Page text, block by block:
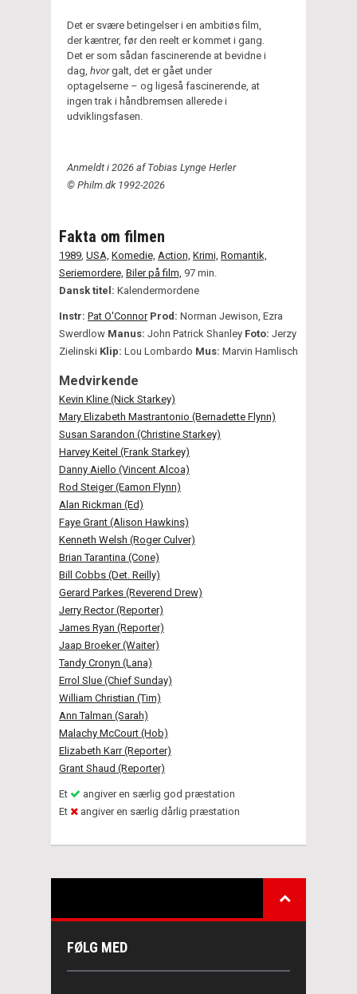
Det er svære betingelser i en ambitiøs film,
der kæntrer, før den reelt er kommet i gang.
Det er som sådan fascinerende at bevidne i
dag, hvorgalt, det er gået under
optagelserne – og ligeså fascinerende, at
ingen trak i håndbremsen allerede i
udviklingsfasen.
Anmeldt i 2026 af Tobias Lynge Herler
© Philm.dk 1992-2026
Fakta om filmen
1989 USA, Komedie, Action, Krimi, Romantik,
Seriemordere, Biler på film, 97 min.
Dansk titel: Kalendermordene
Instr: Pat O'Connor Prod: Norman Jewison, Ezra
Swerdlow Manus: John Patrick Shanley Foto: Jerzy
Zielinski Klip: Lou Lombardo Mus: Marvin Hamlisch
Medvirkende
Kevin Kline (Nick Starkey)
Mary Elizabeth Mastrantonio (Bernadette Flynn)
Susan Sarandon (Christine Starkey)
Harvey Keitel (Frank Starkey)
Danny Aiello (Vincent Alcoa)
Rod Steiger (Eamon Flynn)
Alan Rickman (Ed)
Faye Grant (Alison Hawkins)
Kenneth Welsh (Roger Culver)
Brian Tarantina (Cone)
Bill Cobbs (Det. Reilly)
Gerard Parkes (Reverend Drew)
Jerry Rector (Reporter)
James Ryan (Reporter)
Jaap Broeker (Waiter)
Tandy Cronyn (Lana)
Errol Slue (Chief Sunday)
William Christian (Tim)
Ann Talman (Sarah)
Malachy McCourt (Hob)
Elizabeth Karr (Reporter)
Grant Shaud (Reporter)
Et
angiver en særlig god præstation
Et
angiver en særlig dårlig præstation
FØLG MED